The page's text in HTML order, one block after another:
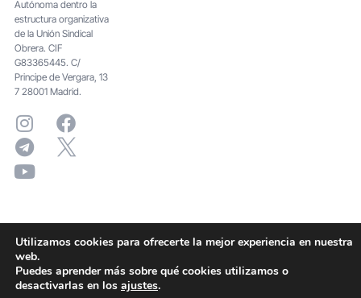
Autónoma dentro la
estructura organizativa
de la Unión Sindical
Obrera. CIF
G83365445. C/
Principe de Vergara, 13
7 28001 Madrid.
Utilizamos cookies para ofrecerte la mejor experiencia en nuestra
web.
Puedes aprender más sobre qué cookies utilizamos o
desactivarlas en los ajustes.